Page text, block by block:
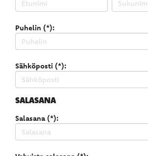
Puhelin (*):
Sähköposti (*):
SALASANA
Salasana (*):